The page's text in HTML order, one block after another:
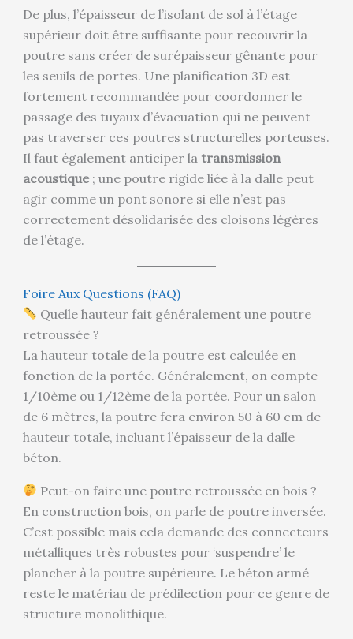
De plus, l’épaisseur de l’isolant de sol à l’étage
supérieur doit être suffisante pour recouvrir la
poutre sans créer de surépaisseur gênante pour
les seuils de portes. Une planification 3D est
fortement recommandée pour coordonner le
passage des tuyaux d’évacuation qui ne peuvent
pas traverser ces poutres structurelles porteuses.
Il faut également anticiper la transmission
acoustique; une poutre rigide liée à la dalle peut
agir comme un pont sonore si elle n’est pas
correctement désolidarisée des cloisons légères
de l’étage.
Foire Aux Questions (FAQ)
Quelle hauteur fait généralement une poutre
retroussée ?
La hauteur totale de la poutre est calculée en
fonction de la portée. Généralement, on compte
1/10ème ou 1/12ème de la portée. Pour un salon
de 6 mètres, la poutre fera environ 50 à 60 cm de
hauteur totale, incluant l’épaisseur de la dalle
béton.
Peut-on faire une poutre retroussée en bois ?
En construction bois, on parle de poutre inversée.
C’est possible mais cela demande des connecteurs
métalliques très robustes pour ‘suspendre’ le
plancher à la poutre supérieure. Le béton armé
reste le matériau de prédilection pour ce genre de
structure monolithique.